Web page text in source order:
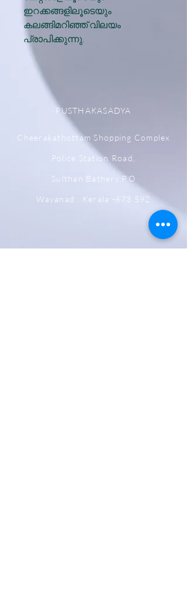
ഇറക്കങ്ങളിലൂടെയും
കലങ്ങിമറിഞ്ഞ് വിലയം
പ്രാപിക്കുന്നു.
PUSTHAKASADYA
Cheerakathottam Shopping Complex
Police Station Road,
Sulthan Bathery.P.O
Wayanad , Kerala -673 592